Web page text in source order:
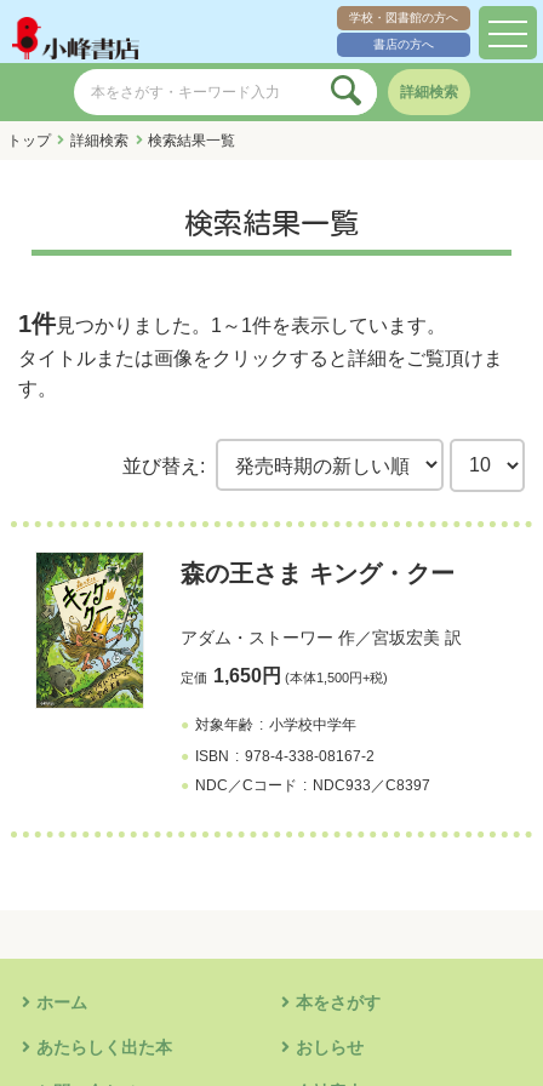
学校・図書館の方へ
書店の方へ
詳細検索
トップ 詳細検索 検索結果一覧
検索結果一覧
1件見つかりました。 1～1件を表示しています。
タイトルまたは画像をクリックすると詳細をご覧頂けま
す。
並び替え:
森の王さま キング・クー
アダム・ストーワー 作／宮坂宏美 訳
定価 1,650円 (本体1,500円+税)
対象年齢
小学校中学年
ISBN
978-4-338-08167-2
NDC／Cコード
NDC933／C8397
ホーム 本をさがす
あたらしく出た本 おしらせ